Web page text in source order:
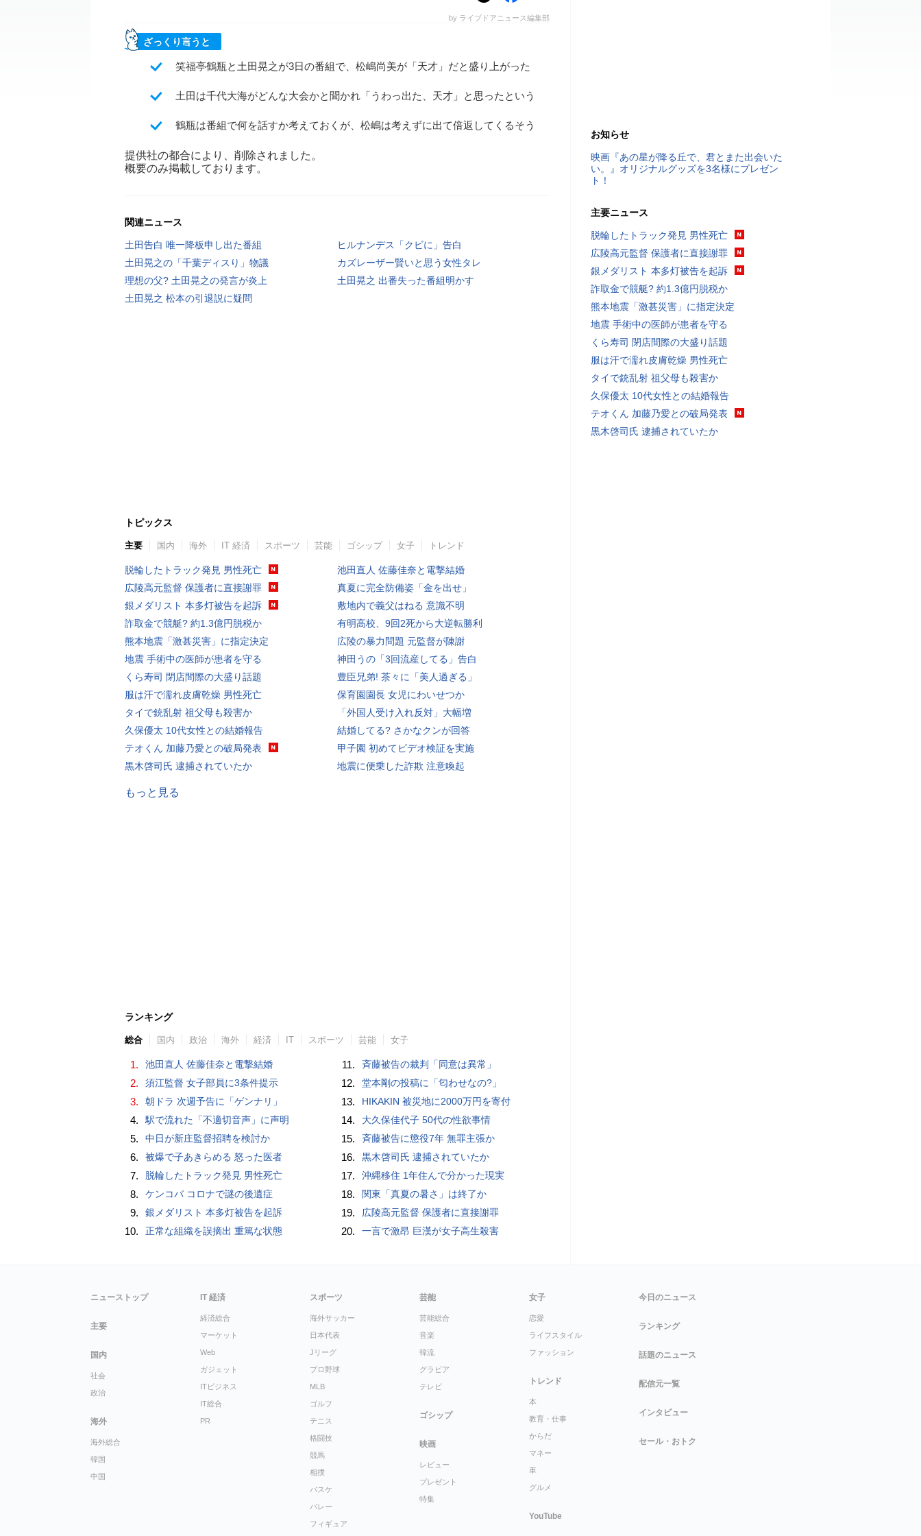
by ライブドアニュース編集部
ざっくり言うと
笑福亭鶴瓶と土田晃之が3日の番組で、松嶋尚美が「天才」だと盛り上がった
土田は千代大海がどんな大会かと聞かれ「うわっ出た、天才」と思ったという
鶴瓶は番組で何を話すか考えておくが、松嶋は考えずに出て倍返してくるそう
提供社の都合により、削除されました。
概要のみ掲載しております。
関連ニュース
土田告白 唯一降板申し出た番組
ヒルナンデス「クビに」告白
土田晃之の「千葉ディスり」物議
カズレーザー賢いと思う女性タレ
理想の父? 土田晃之の発言が炎上
土田晃之 出番失った番組明かす
土田晃之 松本の引退説に疑問
トピックス
主要 国内 海外 IT 経済 スポーツ 芸能 ゴシップ 女子 トレンド
脱輪したトラック発見 男性死亡
広陵高元監督 保護者に直接謝罪
銀メダリスト 本多灯被告を起訴
詐取金で競艇? 約1.3億円脱税か
熊本地震「激甚災害」に指定決定
地震 手術中の医師が患者を守る
くら寿司 閉店間際の大盛り話題
服は汗で濡れ皮膚乾燥 男性死亡
タイで銃乱射 祖父母も殺害か
久保優太 10代女性との結婚報告
テオくん 加藤乃愛との破局発表
黒木啓司氏 逮捕されていたか
池田直人 佐藤佳奈と電撃結婚
真夏に完全防備姿「金を出せ」
敷地内で義父はねる 意識不明
有明高校、9回2死から大逆転勝利
広陵の暴力問題 元監督が陳謝
神田うの「3回流産してる」告白
豊臣兄弟! 茶々に「美人過ぎる」
保育園園長 女児にわいせつか
「外国人受け入れ反対」大幅増
結婚してる? さかなクンが回答
甲子園 初めてビデオ検証を実施
地震に便乗した詐欺 注意喚起
もっと見る
ランキング
総合 国内 政治 海外 経済 IT スポーツ 芸能 女子
1. 池田直人 佐藤佳奈と電撃結婚
2. 須江監督 女子部員に3条件提示
3. 朝ドラ 次週予告に「ゲンナリ」
4. 駅で流れた「不適切音声」に声明
5. 中日が新庄監督招聘を検討か
6. 被爆で子あきらめる 怒った医者
7. 脱輪したトラック発見 男性死亡
8. ケンコバ コロナで謎の後遺症
9. 銀メダリスト 本多灯被告を起訴
10. 正常な組織を誤摘出 重篤な状態
11. 斉藤被告の裁判「同意は異常」
12. 堂本剛の投稿に「匂わせなの?」
13. HIKAKIN 被災地に2000万円を寄付
14. 大久保佳代子 50代の性欲事情
15. 斉藤被告に懲役7年 無罪主張か
16. 黒木啓司氏 逮捕されていたか
17. 沖縄移住 1年住んで分かった現実
18. 関東「真夏の暑さ」は終了か
19. 広陵高元監督 保護者に直接謝罪
20. 一言で激昂 巨漢が女子高生殺害
お知らせ
映画『あの星が降る丘で、君とまた出会いた
い。』オリジナルグッズを3名様にプレゼン
ト！
主要ニュース
脱輪したトラック発見 男性死亡
広陵高元監督 保護者に直接謝罪
銀メダリスト 本多灯被告を起訴
詐取金で競艇? 約1.3億円脱税か
熊本地震「激甚災害」に指定決定
地震 手術中の医師が患者を守る
くら寿司 閉店間際の大盛り話題
服は汗で濡れ皮膚乾燥 男性死亡
タイで銃乱射 祖父母も殺害か
久保優太 10代女性との結婚報告
テオくん 加藤乃愛との破局発表
黒木啓司氏 逮捕されていたか
ニューストップ
主要
国内
社会
政治
海外
海外総合
韓国
中国
IT 経済
経済総合
マーケット
Web
ガジェット
ITビジネス
IT総合
PR
スポーツ
海外サッカー
日本代表
Jリーグ
プロ野球
MLB
ゴルフ
テニス
格闘技
競馬
相撲
バスケ
バレー
フィギュア
芸能
芸能総合
音楽
韓流
グラビア
テレビ
ゴシップ
映画
レビュー
プレゼント
特集
女子
恋愛
ライフスタイル
ファッション
トレンド
本
教育・仕事
からだ
マネー
車
グルメ
YouTube
今日のニュース
ランキング
話題のニュース
配信元一覧
インタビュー
セール・おトク